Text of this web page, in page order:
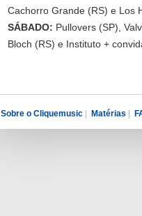
Cachorro Grande (RS) e Los
SÁBADO: Pullovers (SP),
Bloch (RS) e Instituto +
Sobre o Cliquemusic Matérias